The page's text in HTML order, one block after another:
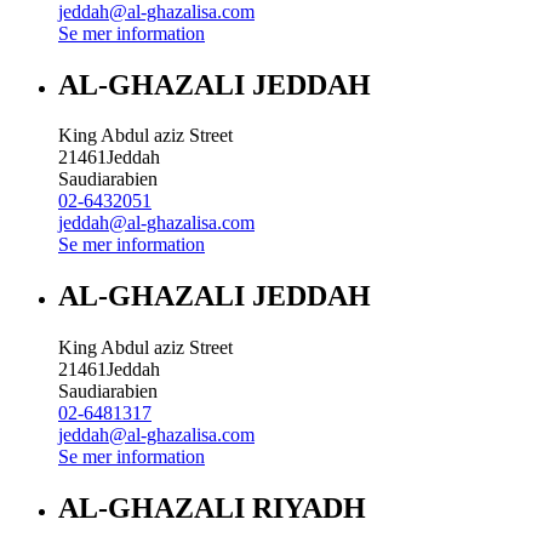
jeddah@al-ghazalisa.com
Se mer information
AL-GHAZALI JEDDAH
King Abdul aziz Street
21461Jeddah
Saudiarabien
02-6432051
jeddah@al-ghazalisa.com
Se mer information
AL-GHAZALI JEDDAH
King Abdul aziz Street
21461Jeddah
Saudiarabien
02-6481317
jeddah@al-ghazalisa.com
Se mer information
AL-GHAZALI RIYADH